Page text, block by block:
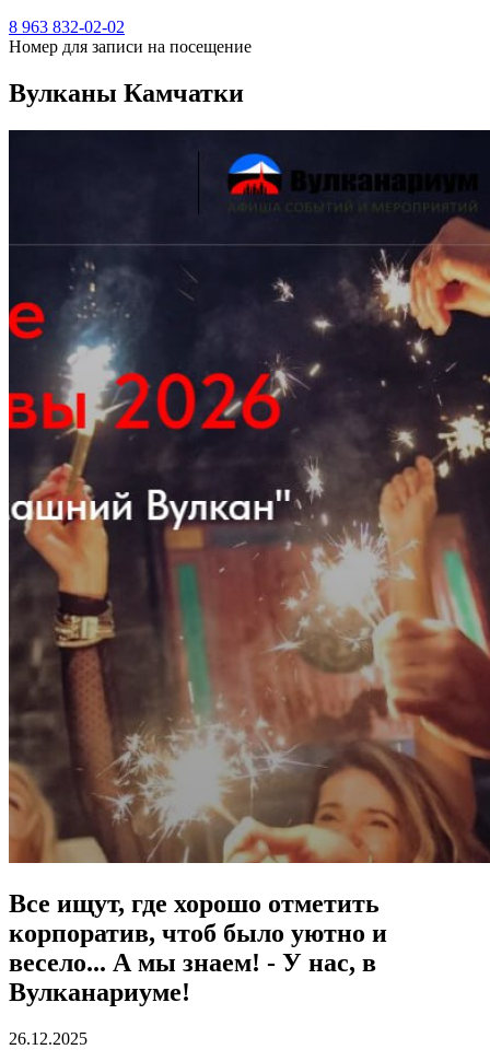
8 963 832-02-02
Номер для записи на посещение
Вулканы Камчатки
Все ищут, где хорошо отметить
корпоратив, чтоб было уютно и
весело... А мы знаем! - У нас, в
Вулканариуме!
26.12.2025